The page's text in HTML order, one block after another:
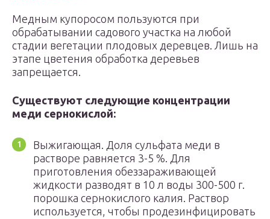
Медным купоросом пользуются при
обрабатывании садового участка на любой
стадии вегетации плодовых деревцев. Лишь на
этапе цветения обработка деревьев
запрещается.
Существуют следующие концентрации
меди сернокислой:
Выжигающая. Доля сульфата меди в
растворе равняется 3-5 %. Для
приготовления обеззараживающей
жидкости разводят в 10 л воды 300-500 г.
порошка сернокислого калия. Раствор
используется, чтобы продезинфицировать